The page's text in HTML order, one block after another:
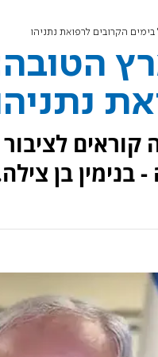
הקרובים לרפואת נתניהו
קוראים
בן